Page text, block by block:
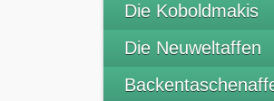
Die Koboldmakis
Die Neuweltaffen